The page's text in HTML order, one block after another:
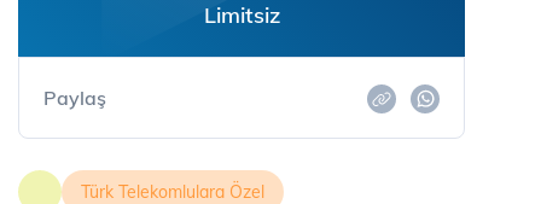
Limitsiz
Paylaş
Türk Telekomlulara Özel